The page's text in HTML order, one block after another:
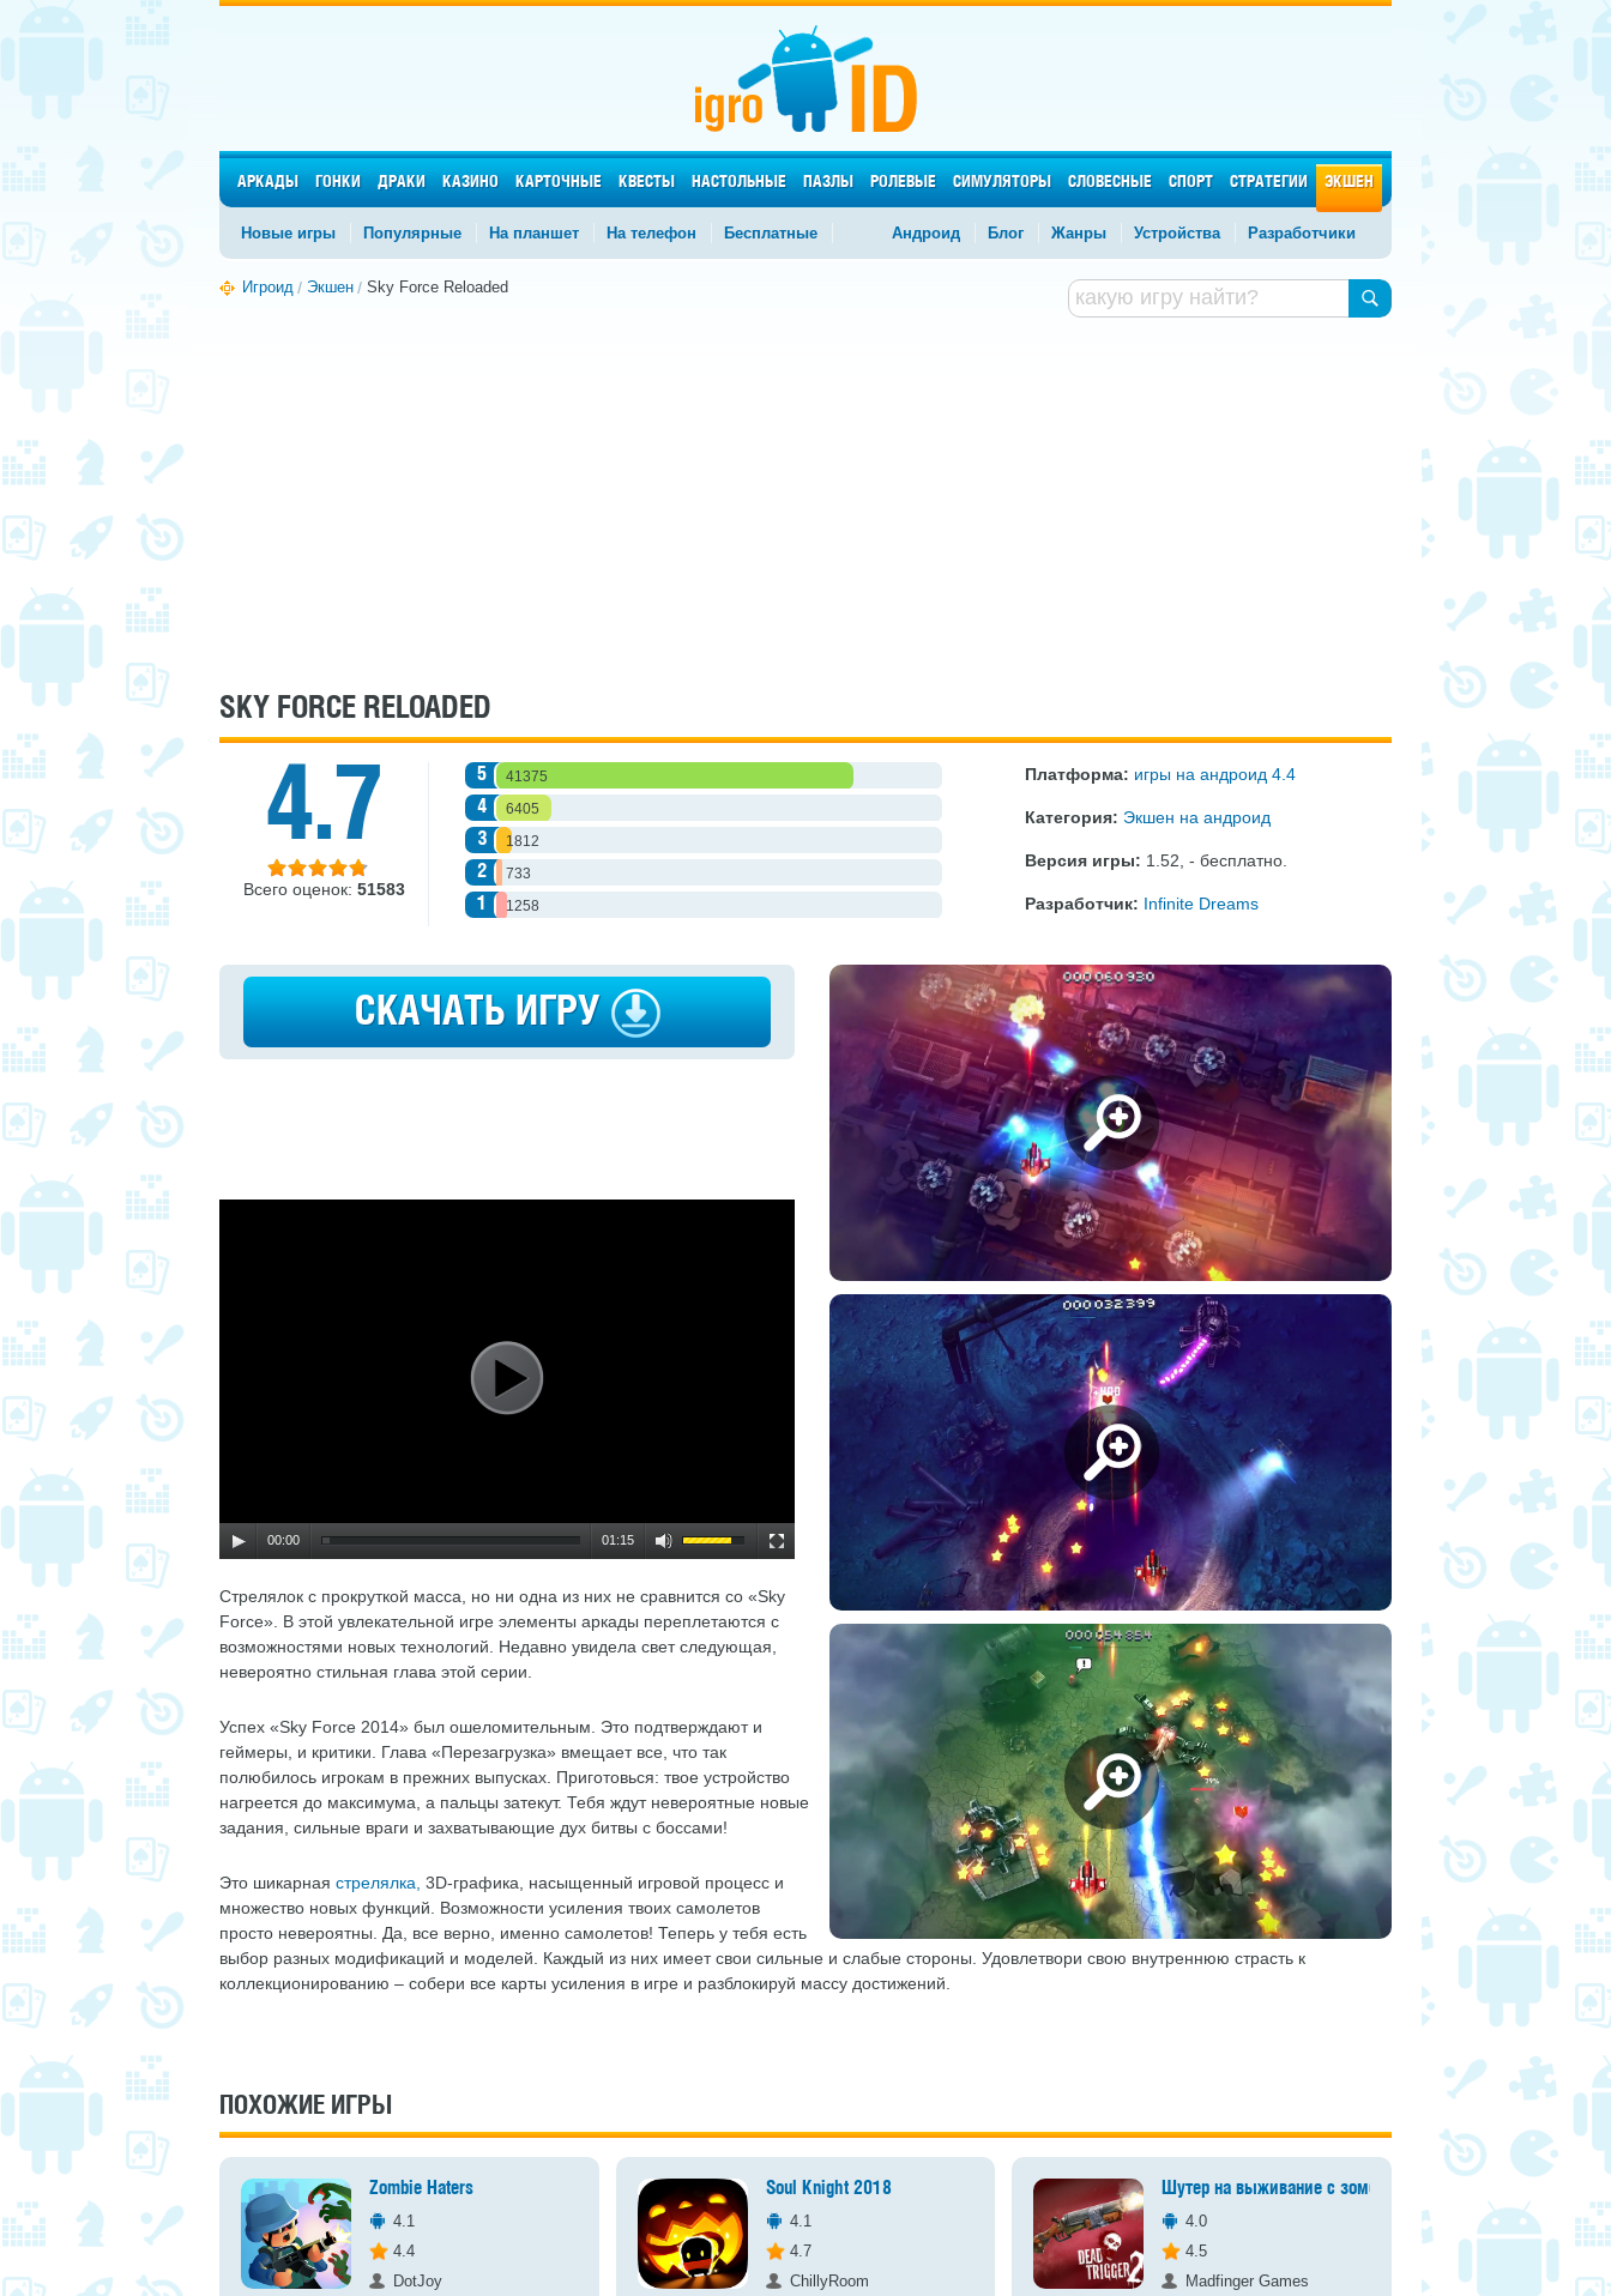
АРКАДЫ ГОНКИ ДРАКИ КАЗИНО КАРТОЧНЫЕ КВЕСТЫ НАСТОЛЬНЫЕ ПАЗЛЫ РОЛЕВЫЕ СИМУЛЯТОРЫ СЛОВЕСНЫЕ СПОРТ СТРАТЕГИИ ЭКШЕН
Новые игры Популярные На планшет На телефон Бесплатные Андроид Блог Жанры Устройства Разработчики
Игроид Экшен Sky Force Reloaded
SKY FORCE RELOADED
4.7
Всего оценок: 51583
5 41375
4 6405
3 1812
2 733
1 1258
Платформа: игры на андроид 4.4
Категория: Экшен на андроид
Версия игры: 1.52 - бесплатно
Разработчик: Infinite Dreams
СКАЧАТЬ ИГРУ
00:00 01:15
Стрелялок с прокруткой масса, но ни одна из них не сравнится со «Sky
Force». В этой увлекательной игре элементы аркады переплетаются с
возможностями новых технологий. Недавно увидела свет следующая,
невероятно стильная глава этой серии.
Успех «Sky Force 2014» был ошеломительным. Это подтверждают и
геймеры, и критики. Глава «Перезагрузка» вмещает все, что так
полюбилось игрокам в прежних выпусках. Приготовься: твое устройство
нагреется до максимума, а пальцы затекут. Тебя ждут невероятные новые
задания, сильные враги и захватывающие дух битвы с боссами!
Это шикарная стрелялка, 3D-графика, насыщенный игровой процесс и
множество новых функций. Возможности усиления твоих самолетов
просто невероятны. Да, все верно, именно самолетов! Теперь у тебя есть
выбор разных модификаций и моделей. Каждый из них имеет свои сильные и слабые стороны. Удовлетвори свою внутреннюю страсть к
коллекционированию – собери все карты усиления в игре и разблокируй массу достижений.
ПОХОЖИЕ ИГРЫ
Zombie Haters
4.1
4.4
DotJoy
Soul Knight 2018
4.1
4.7
ChillyRoom
Шутер на выживание с зомби
4.0
4.5
Madfinger Games